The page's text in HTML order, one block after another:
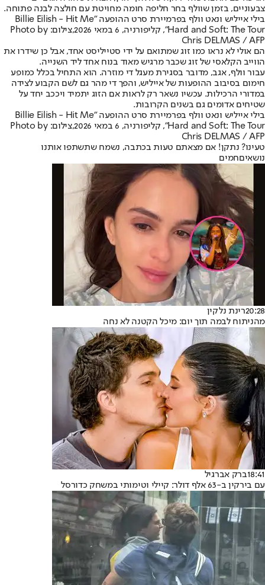
צבעוניים, בזמן שוולף בחר חליפה חומה מחויטת עם חולצה לבנה פתוחה.
בילי אייליש ונאט וולף בפרמיירת סרט ההופעה "Billie Eilish - Hit Me
Hard and Soft: The Tour", קליפורניה, 6 במאי 2026,צילום: Photo by
Chris DELMAS / AFP
הם אולי לא נראו כמו זוג שמתואם על ידי סטייליסט אחד, אבל כן שידרו את
הווייב הקלאסי של זוג שכבר מרגיש מאוד בנוח אחד ליד השנייה.
עבור וולף, אגב, מדובר בסגירת מעגל די מוזרה. הוא התחיל בכלל כמופע
חימום בסיבוב ההופעות של אייליש, והפך די מהר גם לשם הקבוע לצידה
במדורי הרכילות. עכשיו נשאר רק לראות אם הזוג יתמיד ויככב יחד על
שטיחים אדומים גם בשנים הקרובות.
בילי אייליש ונאט וולף בפרמיירת סרט ההופעה "Billie Eilish - Hit Me
Hard and Soft: The Tour", קליפורניה, 6 במאי 2026,צילום: Photo by
Chris DELMAS / AFP
טעינו? נתקן! אם מצאתם טעות בכתבה, נשמח שתשתפו אותנו
נושאיםחמים
20:28רינת נלקין
מהניתוח לבמה תוך יום: מיכל הקטנה לא נחה
18:41ברק אברגיל
עם בירקין ב-63 אלף דולר: קיילי וטימותי במשחק כדורסל